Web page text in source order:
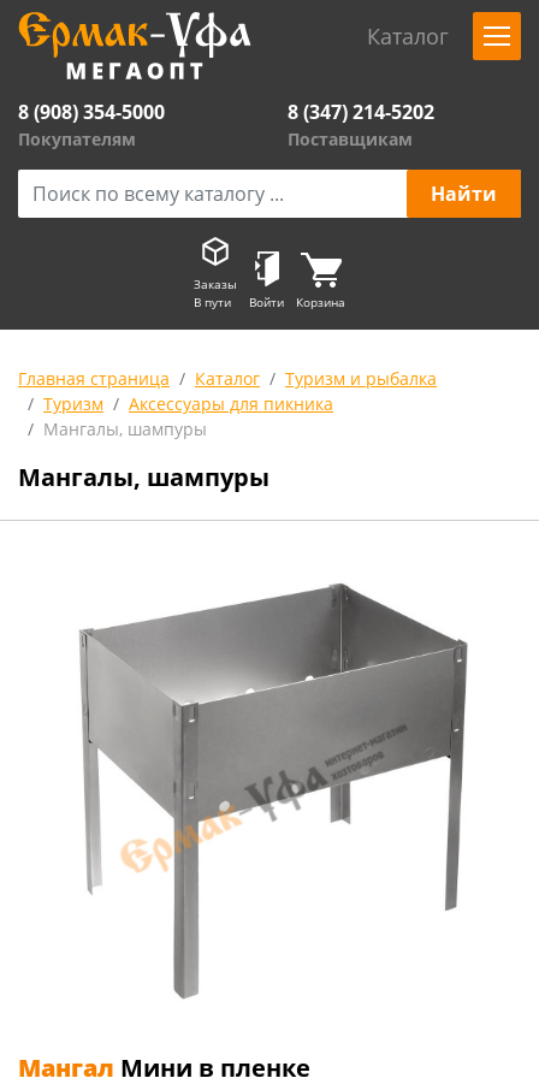
Каталог
8 (908) 354-5000
Покупателям
8 (347) 214-5202
Поставщикам
Заказы
В пути
Войти Корзина
Главная страница Каталог
Туризм и рыбалка
Туризм
Аксессуары для пикника
Мангалы, шампуры
Мангалы, шампуры
Мангал Мини в пленке